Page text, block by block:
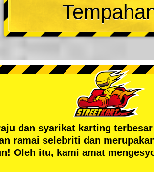
dan syarikat karting terbesar
ramai selebriti dan
Oleh itu, kami amat